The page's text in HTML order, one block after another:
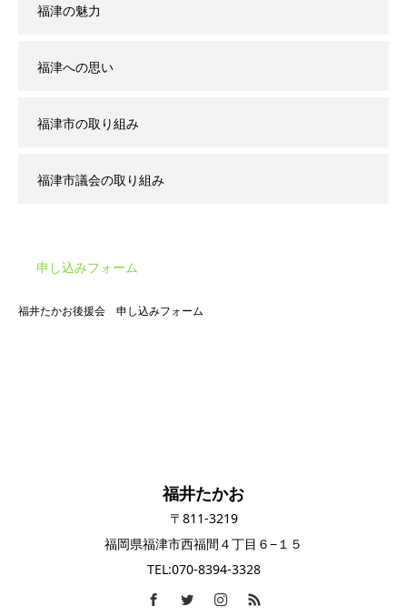
福津の魅力
福津への思い
福津市の取り組み
福津市議会の取り組み
申し込みフォーム
福井たかお後援会 申し込みフォーム
福井たかお
〒811-3219
福岡県福津市西福間４丁目６−１５
TEL:070-8394-3328